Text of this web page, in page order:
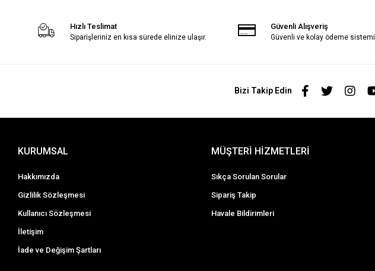
Hızlı Teslimat
Siparişleriniz en kısa sürede elinize ulaşır.
Güvenli Alışveriş
Güvenli ve kolay ödeme sistemi
Bizi Takip Edin
KURUMSAL
Hakkımızda
Gizlilik Sözleşmesi
Kullanıcı Sözleşmesi
İletişim
İade ve Değişim Şartları
MÜŞTERİ HİZMETLERİ
Sıkça Sorulan Sorular
Sipariş Takip
Havale Bildirimleri